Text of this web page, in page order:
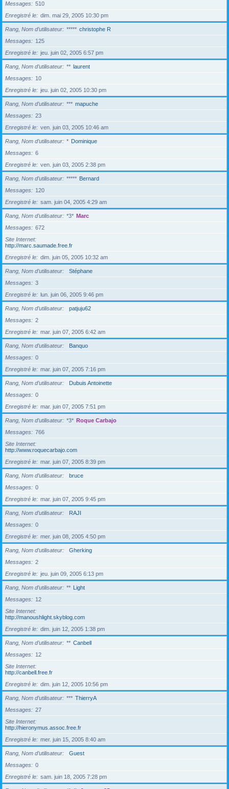
Messages
510
Enregistré le
dim. mai 29, 2005 10:30 pm
Rang, Nom d’utilisateur ***** christophe R
Messages
125
Enregistré le
jeu. juin 02, 2005 6:57 pm
Rang, Nom d’utilisateur ** laurent
Messages
10
Enregistré le
jeu. juin 02, 2005 10:30 pm
Rang, Nom d’utilisateur *** mapuche
Messages
23
Enregistré le
ven. juin 03, 2005 10:46 am
Rang, Nom d’utilisateur * Dominique
Messages
6
Enregistré le
ven. juin 03, 2005 2:38 pm
Rang, Nom d’utilisateur ***** Bernard
Messages
120
Enregistré le
sam. juin 04, 2005 4:29 am
Rang, Nom d’utilisateur *3* Marc
Messages
672
Site Internet
http://marc.saumade.free.fr
Enregistré le
dim. juin 05, 2005 10:32 am
Rang, Nom d’utilisateur
Stéphane
Messages
3
Enregistré le
lun. juin 06, 2005 9:46 pm
Rang, Nom d’utilisateur
patjuju62
Messages
2
Enregistré le
mar. juin 07, 2005 6:42 am
Rang, Nom d’utilisateur
Banquo
Messages
0
Enregistré le
mar. juin 07, 2005 7:16 pm
Rang, Nom d’utilisateur
Dubuis Antoinette
Messages
0
Enregistré le
mar. juin 07, 2005 7:51 pm
Rang, Nom d’utilisateur *3* Roque Carbajo
Messages
766
Site Internet
http://www.roquecarbajo.com
Enregistré le
mar. juin 07, 2005 8:39 pm
Rang, Nom d’utilisateur
bruce
Messages
0
Enregistré le
mar. juin 07, 2005 9:45 pm
Rang, Nom d’utilisateur
RAJI
Messages
0
Enregistré le
mer. juin 08, 2005 4:50 pm
Rang, Nom d’utilisateur
Gherking
Messages
2
Enregistré le
jeu. juin 09, 2005 6:13 pm
Rang, Nom d’utilisateur ** Light
Messages
12
Site Internet
http://manoushlight.skyblog.com
Enregistré le
dim. juin 12, 2005 1:38 pm
Rang, Nom d’utilisateur ** Canbell
Messages
12
Site Internet
http://canbell.free.fr
Enregistré le
dim. juin 12, 2005 10:56 pm
Rang, Nom d’utilisateur *** ThierryA
Messages
27
Site Internet
http://hieronymus.assoc.free.fr
Enregistré le
mer. juin 15, 2005 8:40 am
Rang, Nom d’utilisateur
Guest
Messages
0
Enregistré le
sam. juin 18, 2005 7:28 pm